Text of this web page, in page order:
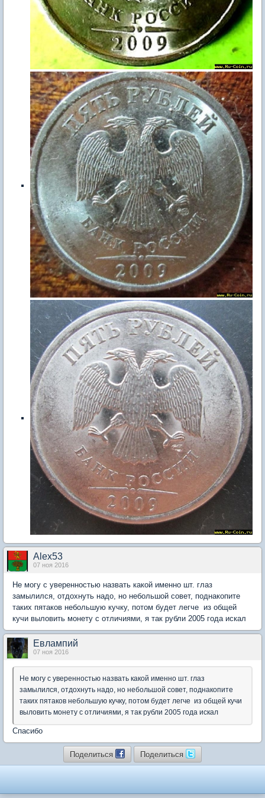
Alex53
07 ноя 2016
Не могу с уверенностью назвать какой именно шт. глаз
замылился, отдохнуть надо, но небольшой совет, поднакопите
таких пятаков небольшую кучку, потом будет легче из общей
кучи выловить монету с отличиями, я так рубли 2005 года искал
Евлампий
07 ноя 2016
Не могу с уверенностью назвать какой именно шт. глаз
замылился, отдохнуть надо, но небольшой совет, поднакопите
таких пятаков небольшую кучку, потом будет легче из общей кучи
выловить монету с отличиями, я так рубли 2005 года искал
Спасибо
Поделиться Поделиться